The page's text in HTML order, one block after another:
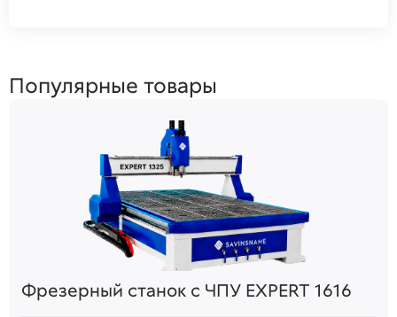
Популярные товары
Фрезерный станок с ЧПУ EXPERT 1616